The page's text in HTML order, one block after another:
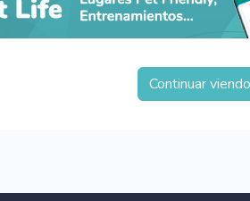
Continuar viendo